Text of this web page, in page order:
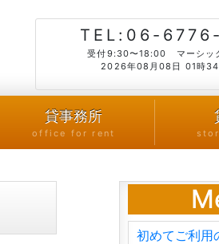
TEL:06-
受付9:30〜18:00 マーシッ
2026年08月08日 01時34
貸事務所
office for rent
初めてご利用